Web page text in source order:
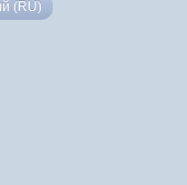
(RU)